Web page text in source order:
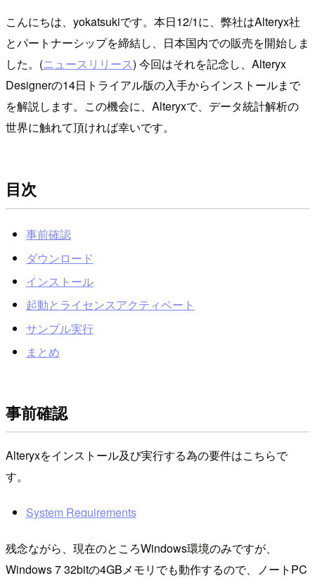
こんにちは、yokatsukiです。本日12/1に、弊社はAlteryx社
とパートナーシップを締結し、日本国内での販売を開始しま
した。(ニュースリリース) 今回はそれを記念し、Alteryx
Designerの14日トライアル版の入手からインストールまで
を解説します。この機会に、Alteryxで、データ統計解析の
世界に触れて頂ければ幸いです。
目次
事前確認
ダウンロード
インストール
起動とライセンスアクティベート
サンプル実行
まとめ
事前確認
Alteryxをインストール及び実行する為の要件はこちらで
す。
System Requirements
残念ながら、現在のところWindows環境のみですが、
Windows 7 32bitの4GBメモリでも動作するので、ノートPC